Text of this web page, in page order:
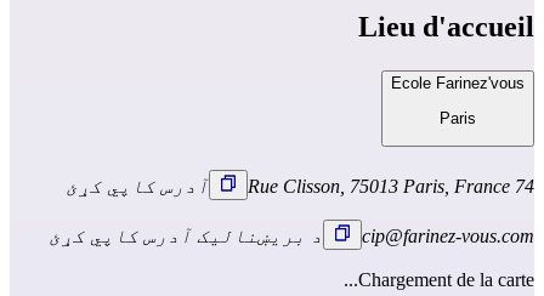
Lieu d'accueil
Ecole Farinez'vous
Paris
74 Rue Clisson, 75013 Paris, France آدرس کاپي کړئ
cip@farinez-vous.com د بریښنالیک آدرس کاپي کړئ
Chargement de la carte...